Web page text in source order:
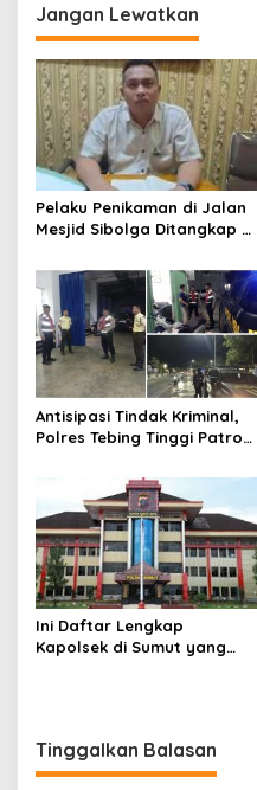
a
s
i
p
o
s
Jangan Lewatkan
Pelaku Penikaman di Jalan
Mesjid Sibolga Ditangkap di
Kerja
Antisipasi Tindak Kriminal,
Polres Tebing Tinggi Patroli
Ini Daftar Lengkap
Kapolsek di Sumut yang
Tinggalkan Balasan